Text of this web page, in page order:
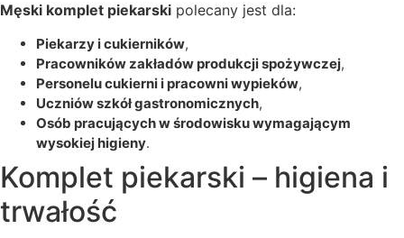
Męski komplet piekarski polecany jest dla:
piekarzy i cukierników,
pracowników zakładów produkcji spożywczej,
personelu cukierni i pracowni wypieków,
uczniów szkół gastronomicznych,
osób pracujących w środowisku wymagającym
wysokiej higieny.
Komplet piekarski – higiena i
trwałość